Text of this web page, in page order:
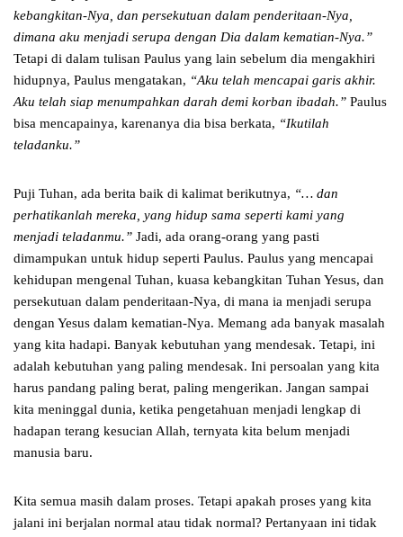
kebangkitan-Nya, dan persekutuan dalam penderitaan-Nya,
dimana aku menjadi serupa dengan Dia dalam kematian-Nya.”
Tetapi di dalam tulisan Paulus yang lain sebelum dia mengakhiri
hidupnya, Paulus mengatakan, “Aku telah mencapai garis akhir.
Aku telah siap menumpahkan darah demi korban ibadah.” Paulus
bisa mencapainya, karenanya dia bisa berkata, “Ikutilah
teladanku.”
Puji Tuhan, ada berita baik di kalimat berikutnya, “… dan
perhatikanlah mereka, yang hidup sama seperti kami yang
menjadi teladanmu.” Jadi, ada orang-orang yang pasti
dimampukan untuk hidup seperti Paulus. Paulus yang mencapai
kehidupan mengenal Tuhan, kuasa kebangkitan Tuhan Yesus, dan
persekutuan dalam penderitaan-Nya, di mana ia menjadi serupa
dengan Yesus dalam kematian-Nya. Memang ada banyak masalah
yang kita hadapi. Banyak kebutuhan yang mendesak. Tetapi, ini
adalah kebutuhan yang paling mendesak. Ini persoalan yang kita
harus pandang paling berat, paling mengerikan. Jangan sampai
kita meninggal dunia, ketika pengetahuan menjadi lengkap di
hadapan terang kesucian Allah, ternyata kita belum menjadi
manusia baru.
Kita semua masih dalam proses. Tetapi apakah proses yang kita
jalani ini berjalan normal atau tidak normal? Pertanyaan ini tidak